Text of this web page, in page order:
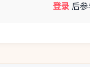
登录 后